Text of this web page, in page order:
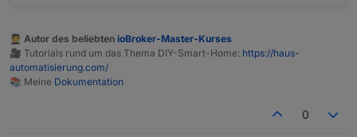
🧑‍🎓 Autor des beliebten ioBroker-Master-Kurses
🎥 Tutorials rund um das Thema DIY-Smart-Home: https://haus-
automatisierung.com/
📚 Meine Dokumentation
0